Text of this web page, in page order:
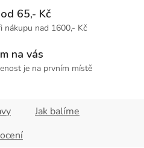
65,- Kč
nákupu nad 1600,- Kč
na vás
je na prvním místě
Jak balíme